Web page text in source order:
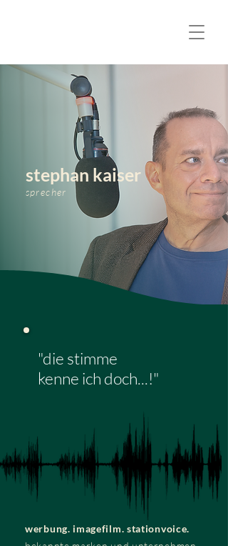
stephan kaiser
sprecher
"die stimme
kenne ich doch...!"
werbung. imagefilm. stationvoice.